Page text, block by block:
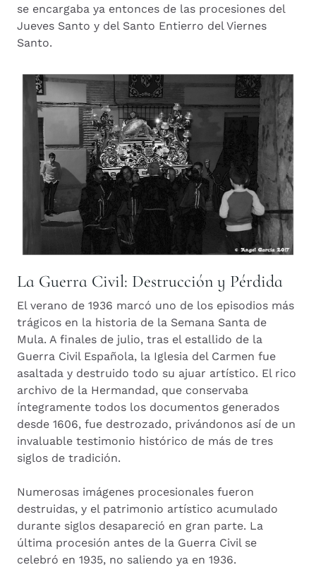
se encargaba ya entonces de las procesiones del
Jueves Santo y del Santo Entierro del Viernes
Santo.
La Guerra Civil: Destrucción y Pérdida
El verano de 1936 marcó uno de los episodios más
trágicos en la historia de la Semana Santa de
Mula. A finales de julio, tras el estallido de la
Guerra Civil Española, la Iglesia del Carmen fue
asaltada y destruido todo su ajuar artístico. El rico
archivo de la Hermandad, que conservaba
íntegramente todos los documentos generados
desde 1606, fue destrozado, privándonos así de un
invaluable testimonio histórico de más de tres
siglos de tradición.
Numerosas imágenes procesionales fueron
destruidas, y el patrimonio artístico acumulado
durante siglos desapareció en gran parte. La
última procesión antes de la Guerra Civil se
celebró en 1935, no saliendo ya en 1936.